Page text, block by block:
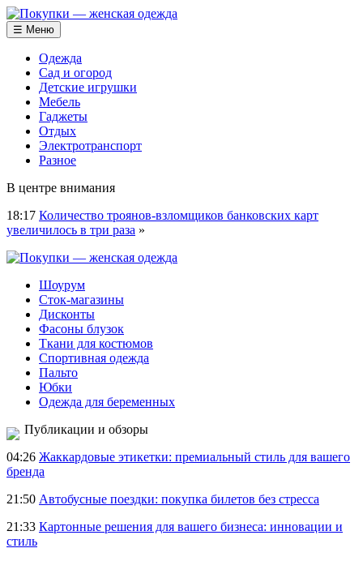
☰ Меню
Одежда
Сад и огород
Детские игрушки
Мебель
Гаджеты
Отдых
Электротранспорт
Разное
В центре внимания
18:17 Количество троянов-взломщиков банковских карт
увеличилось в три раза »
Шоурум
Сток-магазины
Дисконты
Фасоны блузок
Ткани для костюмов
Спортивная одежда
Пальто
Юбки
Одежда для беременных
Публикации и обзоры
04:26 Жаккардовые этикетки: премиальный стиль для вашего
бренда
21:50 Автобусные поездки: покупка билетов без стресса
21:33 Картонные решения для вашего бизнеса: инновации и
стиль